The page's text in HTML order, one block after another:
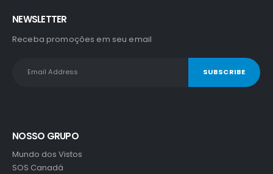
NEWSLETTER
Receba promoções em seu email
NOSSO GRUPO
Mundo dos Vistos
SOS Canadá